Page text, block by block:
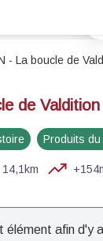
Voir l'image
- La boucle de
de Valdition
Produits
14,1km
élément afin d'y